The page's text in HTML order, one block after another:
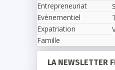
Entrepreneuriat
Evènementiel
Expatriation
Famille
LA NEWSLETTER